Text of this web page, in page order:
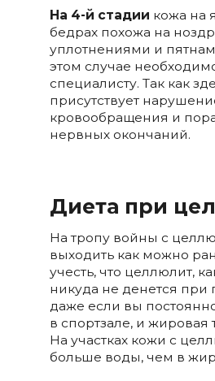
На 4-й стадии кожа на
бедрах похожа на
уплотнениями и
этом случае
специалисту. Так как
присутствует
кровообращения и
нервных окончаний.
Диета при
На тропу войны с
выходить как можно
учесть, что целлюлит,
никуда не денется при
даже если вы
в спортзале, и жировая
На участках кожи с
больше воды, чем в